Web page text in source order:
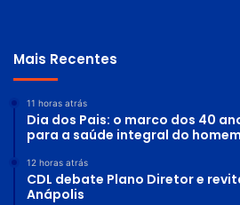
Mais Recentes
11 horas atrás
Dia dos Pais: o marco dos 40
para a saúde integral do homem
12 horas atrás
CDL debate Plano Diretor e
Anápolis